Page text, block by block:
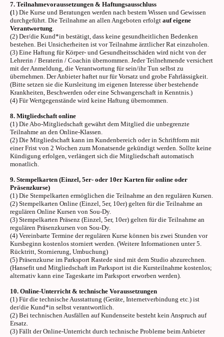
7. Teilnahmevoraussetzungen & Haftungsausschluss
(1) Die Kurse und Beratungen werden nach bestem Wissen und Gewissen
durchgeführt. Die Teilnahme an allen Angeboten erfolgt auf eigene
Verantwortung.
(2) Der/die Kund*in bestätigt, dass keine gesundheitlichen Bedenken
bestehen. Bei Unsicherheiten ist vor Teilnahme ärztlicher Rat einzuholen.
(3) Eine Haftung für Körper- und Gesundheitsschäden wird nicht von der
Lehrerin / Beraterin / Coachin übernommen. Jeder Teilnehmende versichert
mit der Anmeldung, die Verantwortung für sein/ihr Tun selbst zu
übernehmen. Der Anbieter haftet nur für Vorsatz und grobe Fahrlässigkeit.
(Bitte setzen sie die Kursleitung im eigenen Interesse über bestehende
Krankheiten, Beschwerden oder eine Schwangerschaft in Kenntnis.)
(4) Für Wertgegenstände wird keine Haftung übernommen.
8. Mitgliedschaft online
(1) Die Abo-Mitgliedschaft gewährt dem Mitglied die unbegrenzte
Teilnahme an den Online-Klassen.
(2) Die Mitgliedschaft kann im Kundenbereich oder in Schriftform mit
einer Frist von 2 Wochen zum Monatsende gekündigt werden. Sollte keine
Kündigung erfolgen, verlängert sich die Mitgliedschaft automatisch
monatlich.
9. Stempelkarten (Einzel, 5er- oder 10er Karten für online oder
Präsenzkurse)
(1) Die Stempelkarten ermöglichen die Teilnahme an den regulären Kursen.
(2) Stempelkarten Online (Einzel, 5er, 10er) gelten für die Teilnahme an
regulären Online Kursen von Sou-Dy.
(3) Stempelkarten Präsenz (Einzel, 5er, 10er) gelten für die Teilnahme an
regulären Präsenzkursen von Sou-Dy.
(4) Vereinbarte Termine der regulären Kurse können bis zwei Stunden vor
Kursbeginn kostenlos storniert werden. (Weitere Informationen unter 5.
Rücktritt, Stornierung, Umbuchung)
(5) Präsenzkurse im Parksport Rastede sind mit dem Studio abzurechnen.
(Hansefit und Mitgliedschaft im Parksport ist die Kursteilnahme kostenlos;
alternativ kann eine Tageskarte im Parksport erworben werden).
10. Online-Unterricht & technische Voraussetzungen
(1) Für die technische Ausstattung (Geräte, Internetverbindung etc.) ist
der/die Kund*in selbst verantwortlich.
(2) Bei technischen Ausfällen auf Kundenseite besteht kein Anspruch auf
Ersatz.
(3) Fällt der Online-Unterricht durch technische Probleme beim Anbieter